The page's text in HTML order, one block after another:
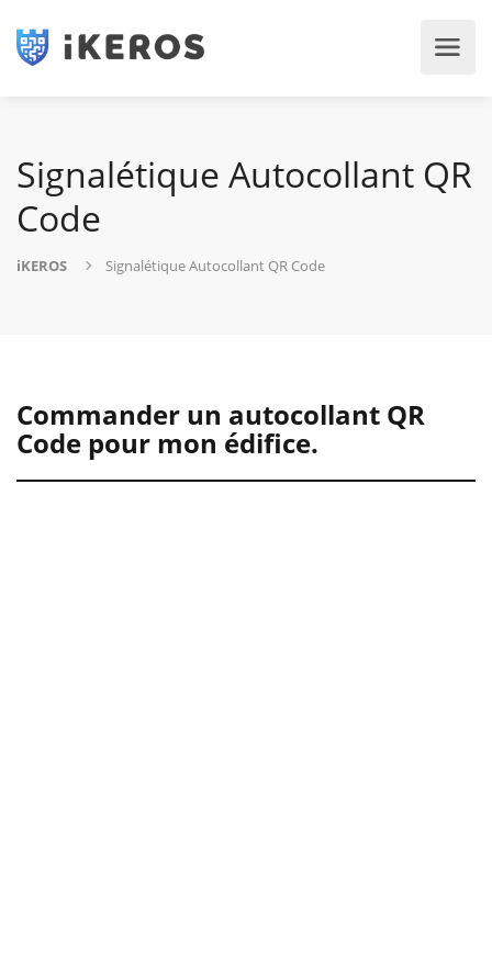
Signalétique Autocollant QR
Code
iKEROS Signalétique Autocollant QR Code
Commander un autocollant QR
Code pour mon édifice.